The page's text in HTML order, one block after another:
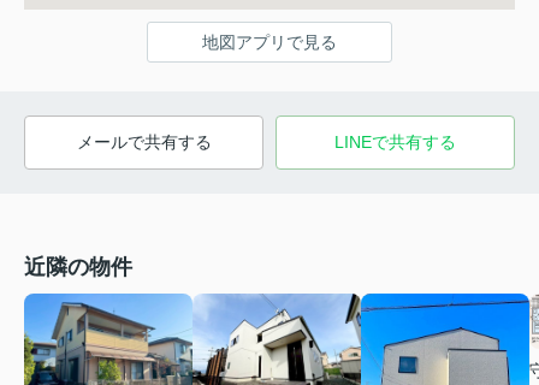
地図アプリで見る
メールで共有する LINEで共有する
近隣の物件